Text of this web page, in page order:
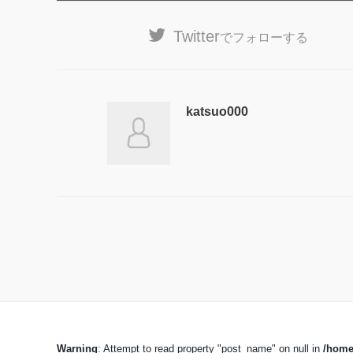
Twitterでフォローする
katsuo000
Warning: Attempt to read property "post_name" on null in /